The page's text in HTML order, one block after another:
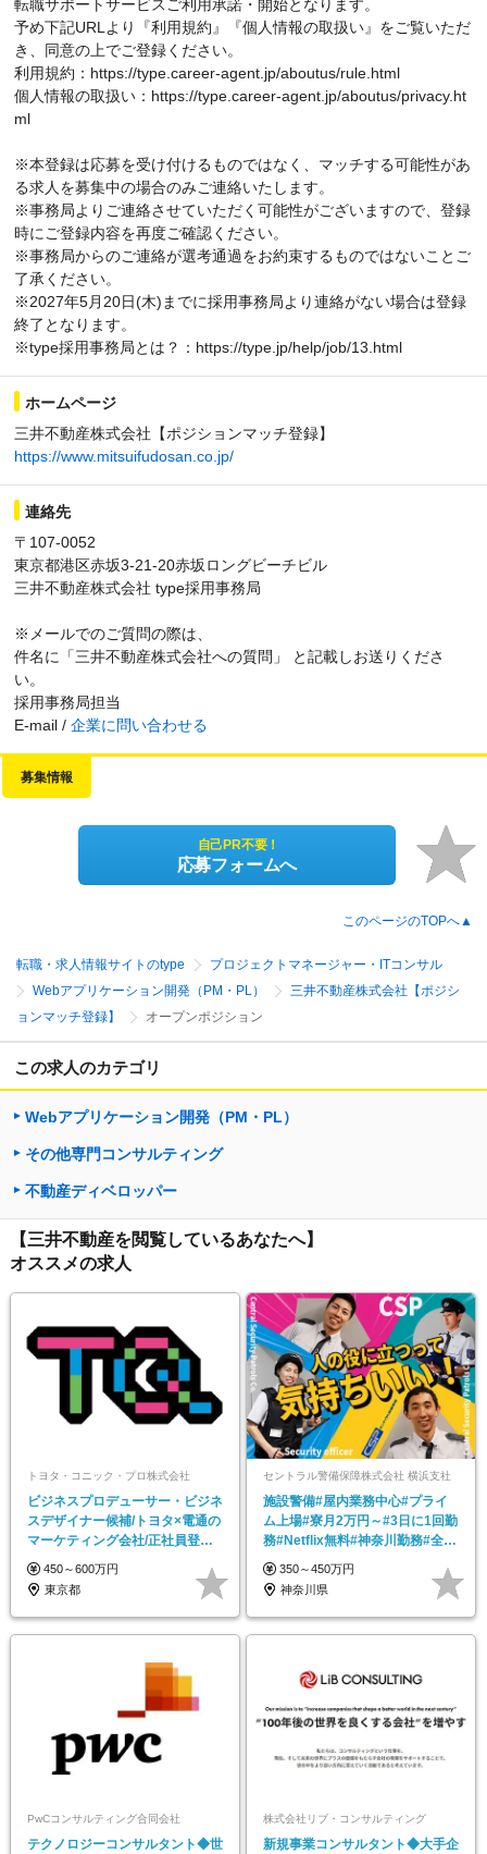
転職サポートサービスご利用承諾・開始となります。
予め下記URLより『利用規約』『個人情報の取扱い』をご覧いただ
き、同意の上でご登録ください。
利用規約：https://type.career-agent.jp/aboutus/rule.html
個人情報の取扱い：https://type.career-agent.jp/aboutus/privacy.ht
ml
※本登録は応募を受け付けるものではなく、マッチする可能性があ
る求人を募集中の場合のみご連絡いたします。
※事務局よりご連絡させていただく可能性がございますので、登録
時にご登録内容を再度ご確認ください。
※事務局からのご連絡が選考通過をお約束するものではないことご
了承ください。
※2027年5月20日(木)までに採用事務局より連絡がない場合は登録
終了となります。
※type採用事務局とは？：https://type.jp/help/job/13.html
ホームページ
三井不動産株式会社【ポジションマッチ登録】
https://www.mitsuifudosan.co.jp/
連絡先
〒107-0052
東京都港区赤坂3-21-20赤坂ロングビーチビル
三井不動産株式会社 type採用事務局
※メールでのご質問の際は、
件名に「三井不動産株式会社への質問」 と記載しお送りくださ
い。
採用事務局担当
E-mail / 企業に問い合わせる
募集情報
自己PR不要！
応募フォームへ
このページのTOPへ▲
転職・求人情報サイトのtype
プロジェクトマネージャー・ITコンサル
Webアプリケーション開発（PM・PL）
三井不動産株式会社【ポジシ
ョンマッチ登録】
オープンポジション
この求人のカテゴリ
Webアプリケーション開発（PM・PL）
その他専門コンサルティング
不動産ディベロッパー
【三井不動産を閲覧しているあなたへ】
オススメの求人
トヨタ・コニック・プロ株式会社
ビジネスプロデューサー・ビジネ
スデザイナー候補/トヨタ×電通の
マーケティング会社/正社員登用
率9割/第二新卒
450～600万円
東京都
セントラル警備保障株式会社 横浜支社
施設警備#屋内業務中心#プライ
ム上場#寮月2万円～#3日に1回勤
務#Netflix無料#神奈川勤務#全員
面接
350～450万円
神奈川県
PwCコンサルティング合同会社
テクノロジーコンサルタント◆世
株式会社リブ・コンサルティング
新規事業コンサルタント◆大手企